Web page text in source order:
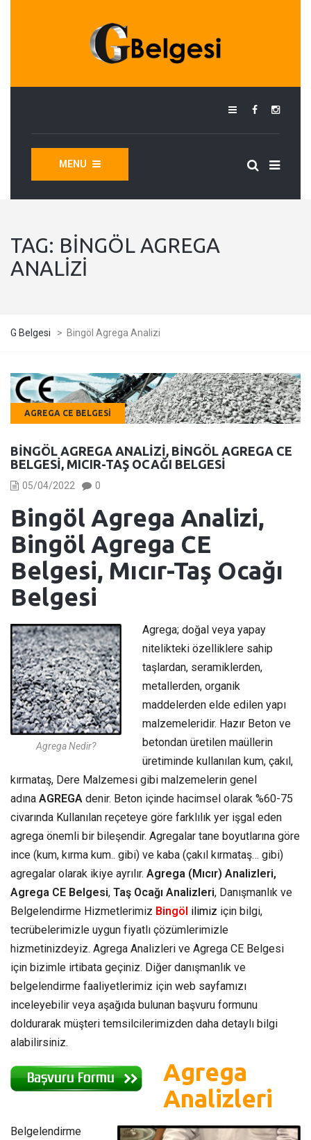
MENU
TAG: BINGÖL AGREGA
ANALIZI
G Belgesi > Bingöl Agrega Analizi
AGREGA CE BELGESI
BINGÖL AGREGA ANALIZI, BINGÖL AGREGA CE
BELGESI, MICIR-TAŞ OCAĞI BELGESI
05/04/2022 0
Bingöl Agrega Analizi,
Bingöl Agrega CE
Belgesi, Mıcır-Taş Ocağı
Belgesi
Agrega Nedir?
Agrega; doğal veya yapay
nitelikteki özelliklere sahip
taşlardan, seramiklerden,
metallerden, organik
maddelerden elde edilen yapı
malzemeleridir. Hazır Beton ve
betondan üretilen maüllerin
üretiminde kullanılan kum, çakıl,
kırmataş, Dere Malzemesi gibi malzemelerin genel
adına AGREGA denir. Beton içinde hacimsel olarak %60-75
civarında Kullanılan reçeteye göre farklılık yer işgal eden
agrega önemli bir bileşendir. Agregalar tane boyutlarına göre
ince (kum, kırma kum.. gibi) ve kaba (çakıl kırmataş… gibi)
agregalar olarak ikiye ayrılır. Agrega (Mıcır) Analizleri,
Agrega CE Belgesi, Taş Ocağı Analizleri, Danışmanlık ve
Belgelendirme Hizmetlerimiz Bingöl ilimiz için bilgi,
tecrübelerimizle uygun fiyatlı çözümlerimizle
hizmetinizdeyiz. Agrega Analizleri ve Agrega CE Belgesi
için bizimle irtibata geçiniz. Diğer danışmanlık ve
belgelendirme faaliyetlerimiz için web sayfamızı
inceleyebilir veya aşağıda bulunan başvuru formunu
doldurarak müşteri temsilcilerimizden daha detaylı bilgi
alabilirsiniz.
Agrega
Analizleri
Belgelendirme